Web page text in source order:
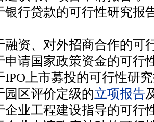
行贷款的可行性研究报
资、对外招商合作的可
请国家政策资金的可行
上市募投的可行性研究
区评价定级的立项报告
业工程建设指导的可行